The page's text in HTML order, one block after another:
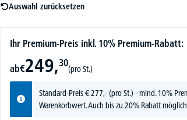
Auswahl zurücksetzen
Ihr Premium-Preis inkl. 10% Premium-Rabatt:
ab€249,30
(pro St.)
Standard-Preis€277,-(pro St.) - mind. 10%
Warenkorbwert. Auch bis zu 20% Rabatt